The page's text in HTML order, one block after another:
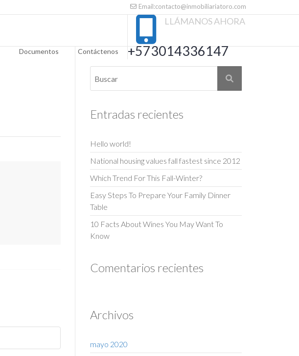
Email:contacto@inmobiliariatoro.com
LLÁMANOS AHORA
+573014336147
Documentos Contáctenos
Entradas recientes
Hello world!
National housing values fall fastest since 2012
Which Trend For This Fall-Winter?
Easy Steps To Prepare Your Family Dinner
Table
10 Facts About Wines You May Want To
Know
Comentarios recientes
Archivos
mayo 2020